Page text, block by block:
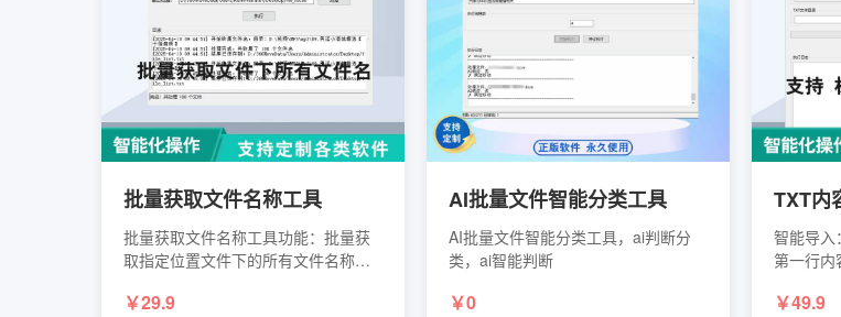
批量获取文件名称工具
批量获取文件名称工具功能：批量获
取指定位置文件下的所有文件名称下
让AI判断是否移动，将 原文件目录 下
29.9
AI批量文件智能分类工具
AI批量文件智能分类工具，ai判断分
类，ai智能判断
0
智能导入
第一行内
次费用。 本软件采用一机一码授权机
49.9